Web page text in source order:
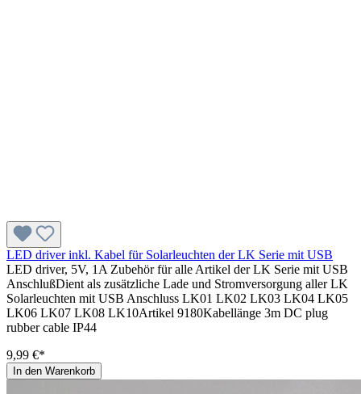
LED driver inkl. Kabel für Solarleuchten der LK Serie mit USB
LED driver, 5V, 1A Zubehör für alle Artikel der LK Serie mit USB
AnschlußDient als zusätzliche Lade und Stromversorgung aller LK
Solarleuchten mit USB Anschluss LK01 LK02 LK03 LK04 LK05
LK06 LK07 LK08 LK10Artikel 9180Kabellänge 3m DC plug
rubber cable IP44
9,99 €*
In den Warenkorb